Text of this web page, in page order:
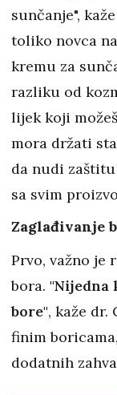
sunčanje",
toliko novca
kremu za
razliku od
lijek koji
mora držati
da nudi
sa svim
Zaglađivanje
Prvo, važno
bora. "Nijedna
bore", kaže
finim
dodatnih